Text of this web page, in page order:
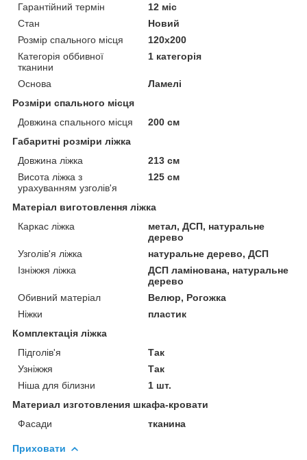
Гарантійний термін
12 міс
Стан
Новий
Розмір спального місця
120х200
Категорія оббивної
тканини
1 категорія
Основа
Ламелі
Розміри спального місця
Довжина спального місця
200 см
Габаритні розміри ліжка
Довжина ліжка
213 см
Висота ліжка з
урахуванням узголів'я
125 см
Матеріал виготовлення ліжка
Каркас ліжка
метал, ДСП, натуральне
дерево
Узголів'я ліжка
натуральне дерево, ДСП
Ізніжжя ліжка
ДСП ламінована, натуральне
дерево
Обивний матеріал
Велюр, Рогожка
Ніжки
пластик
Комплектація ліжка
Підголів'я
Так
Узніжжя
Так
Ніша для білизни
1 шт.
Материал изготовления шкафа-кровати
Фасади
тканина
Приховати